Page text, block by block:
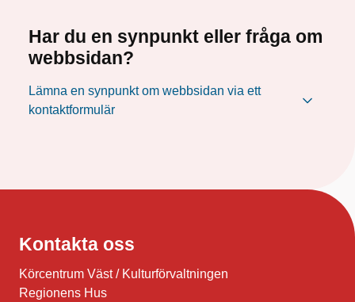
Har du en synpunkt eller fråga om
webbsidan?
Lämna en synpunkt om webbsidan via ett
kontaktformulär
Kontakta oss
Körcentrum Väst / Kulturförvaltningen
Regionens Hus